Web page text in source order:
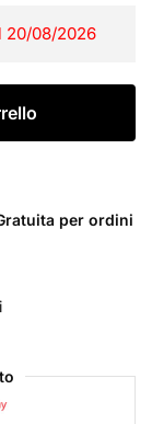
20/08/2026
per ordini